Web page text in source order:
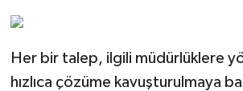
Her bir talep, ilgili müdürlüklere
hızlıca çözüme kavuşturulmaya